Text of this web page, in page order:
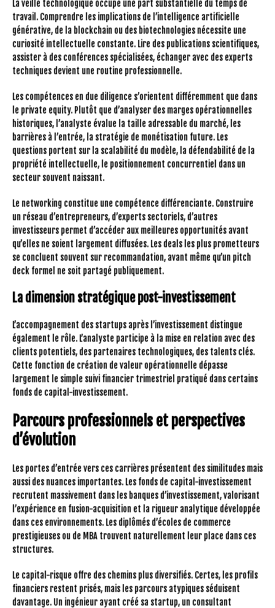
La veille technologique occupe une part substantielle du temps de
travail. Comprendre les implications de l’intelligence artificielle
générative, de la blockchain ou des biotechnologies nécessite une
curiosité intellectuelle constante. Lire des publications scientifiques,
assister à des conférences spécialisées, échanger avec des experts
techniques devient une routine professionnelle.
Les compétences en due diligence s’orientent différemment que dans
le private equity. Plutôt que d’analyser des marges opérationnelles
historiques, l’analyste évalue la taille adressable du marché, les
barrières à l’entrée, la stratégie de monétisation future. Les
questions portent sur la scalabilité du modèle, la défendabilité de la
propriété intellectuelle, le positionnement concurrentiel dans un
secteur souvent naissant.
Le networking constitue une compétence différenciante. Construire
un réseau d’entrepreneurs, d’experts sectoriels, d’autres
investisseurs permet d’accéder aux meilleures opportunités avant
qu’elles ne soient largement diffusées. Les deals les plus prometteurs
se concluent souvent sur recommandation, avant même qu’un pitch
deck formel ne soit partagé publiquement.
La dimension stratégique post-investissement
L’accompagnement des startups après l’investissement distingue
également le rôle. L’analyste participe à la mise en relation avec des
clients potentiels, des partenaires technologiques, des talents clés.
Cette fonction de création de valeur opérationnelle dépasse
largement le simple suivi financier trimestriel pratiqué dans certains
fonds de capital-investissement.
Parcours professionnels et perspectives
d’évolution
Les portes d’entrée vers ces carrières présentent des similitudes mais
aussi des nuances importantes. Les fonds de capital-investissement
recrutent massivement dans les banques d’investissement, valorisant
l’expérience en fusion-acquisition et la rigueur analytique développée
dans ces environnements. Les diplômés d’écoles de commerce
prestigieuses ou de MBA trouvent naturellement leur place dans ces
structures.
Le capital-risque offre des chemins plus diversifiés. Certes, les profils
financiers restent prisés, mais les parcours atypiques séduisent
davantage. Un ingénieur ayant créé sa startup, un consultant